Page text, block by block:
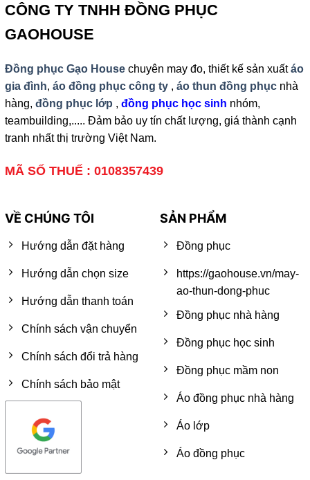
CÔNG TY TNHH ĐỒNG PHỤC
GAOHOUSE
Đồng phục Gạo Housechuyên may đo, thiết kế sản xuấtáo
gia đình, áo đồng phục công ty, áo thun đồng phụcnhà
hàng, đồng phục lớp , đồng phục học sinh nhóm,
teambuilding,..... Đảm bảo uy tín chất lượng, giá thành cạnh
tranh nhất thị trường Việt Nam.
MÃ SỐ THUẾ : 0108357439
VỀ CHÚNG TÔI
Hướng dẫn đặt hàng
Hướng dẫn chọn size
Hướng dẫn thanh toán
Chính sách vận chuyển
Chính sách đổi trả hàng
Chính sách bảo mật
SẢN PHẨM
Đồng phục
https://gaohouse.vn/may-
ao-thun-dong-phuc
Đồng phục nhà hàng
Đồng phục học sinh
Đồng phục mầm non
Áo đồng phục nhà hàng
Áo lớp
Áo đồng phục